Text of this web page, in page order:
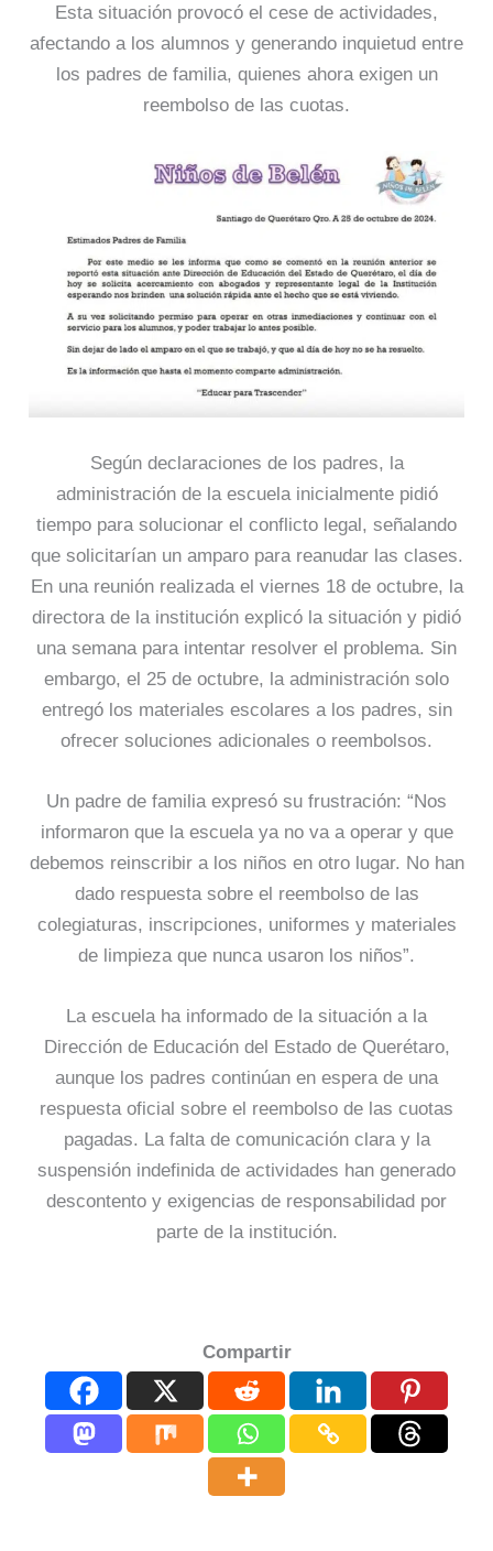
Esta situación provocó el cese de actividades,
afectando a los alumnos y generando inquietud entre
los padres de familia, quienes ahora exigen un
reembolso de las cuotas.
Según declaraciones de los padres, la
administración de la escuela inicialmente pidió
tiempo para solucionar el conflicto legal, señalando
que solicitarían un amparo para reanudar las clases.
En una reunión realizada el viernes 18 de octubre, la
directora de la institución explicó la situación y pidió
una semana para intentar resolver el problema. Sin
embargo, el 25 de octubre, la administración solo
entregó los materiales escolares a los padres, sin
ofrecer soluciones adicionales o reembolsos.
Un padre de familia expresó su frustración: “Nos
informaron que la escuela ya no va a operar y que
debemos reinscribir a los niños en otro lugar. No han
dado respuesta sobre el reembolso de las
colegiaturas, inscripciones, uniformes y materiales
de limpieza que nunca usaron los niños”.
La escuela ha informado de la situación a la
Dirección de Educación del Estado de Querétaro,
aunque los padres continúan en espera de una
respuesta oficial sobre el reembolso de las cuotas
pagadas. La falta de comunicación clara y la
suspensión indefinida de actividades han generado
descontento y exigencias de responsabilidad por
parte de la institución.
Compartir